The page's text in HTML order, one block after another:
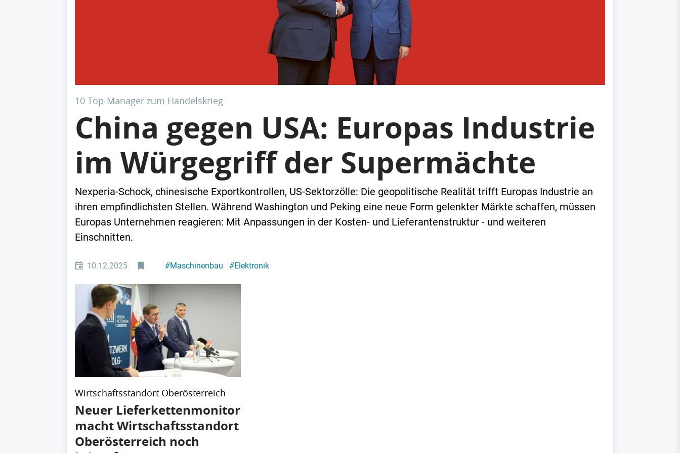
10 Top-Manager zum Handelskrieg
China gegen USA: Europas Industrie
im Würgegriff der Supermächte
Nexperia-Schock, chinesische Exportkontrollen, US-Sektorzölle: Die geopolitische Realität trifft Europas Industrie an
ihren empfindlichsten Stellen. Während Washington und Peking eine neue Form gelenkter Märkte schaffen, müssen
Europas Unternehmen reagieren: Mit Anpassungen in der Kosten- und Lieferantenstruktur - und weiteren
Einschnitten.
10.12.2025 #Maschinenbau #Elektronik
Wirtschaftsstandort Oberösterreich
Neuer Lieferkettenmonitor
macht Wirtschaftsstandort
Oberösterreich noch